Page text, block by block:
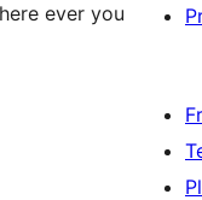
ever you